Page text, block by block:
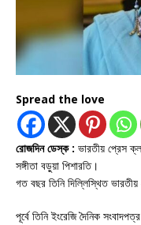
Spread the love
রোজদিন ডেস্ক : ভারতীয় প্রেস
সঙ্গীতা বড়ুয়া পিশারতি।
গত বছর তিনি দিল্লিস্থিত
পূর্বে তিনি ইংরেজি দৈনিক সংবাদপত্র